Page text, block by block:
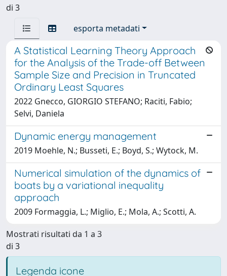
di 3
esporta metadati
A Statistical Learning Theory Approach
for the Analysis of the Trade-off Between
Sample Size and Precision in Truncated
Ordinary Least Squares
2022 Gnecco, GIORGIO STEFANO; Raciti, Fabio;
Selvi, Daniela
Dynamic energy management
2019 Moehle, N.; Busseti, E.; Boyd, S.; Wytock, M.
Numerical simulation of the dynamics of
boats by a variational inequality
approach
2009 Formaggia, L.; Miglio, E.; Mola, A.; Scotti, A.
Mostrati risultati da 1 a 3
di 3
Legenda icone